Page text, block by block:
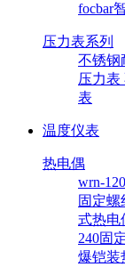
focbar
压力表系列
不锈钢
压力表
表
温度仪表
热电偶
wrn-
固定螺
式热电
240固
爆铠装